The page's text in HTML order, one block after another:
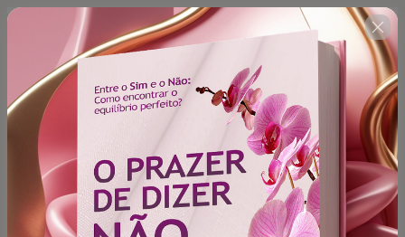
FINALIZE SUA COMPRA NOS PRÓXIMOS 15 MINUTOS
PARA GARANTIR ESTA OFERTA EXCLUSIVA.